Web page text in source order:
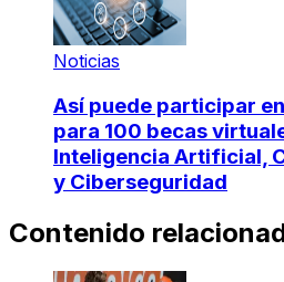
Noticias
Así puede participar
para 100 becas
Inteligencia Artificial,
y Ciberseguridad
Contenido